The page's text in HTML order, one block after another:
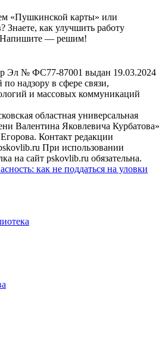
«Пушкинской карты» или
Знаете, как улучшить работу
Напишите — решим!
Эл № ФС77-87001 выдан 19.03.2024
надзору в сфере связи,
и массовых коммуникаций
областная универсальная
Валентина Яковлевича Курбатова»
Контакт редакции
При использовании
на сайт pskovlib.ru обязательна.
как не поддаться на уловки